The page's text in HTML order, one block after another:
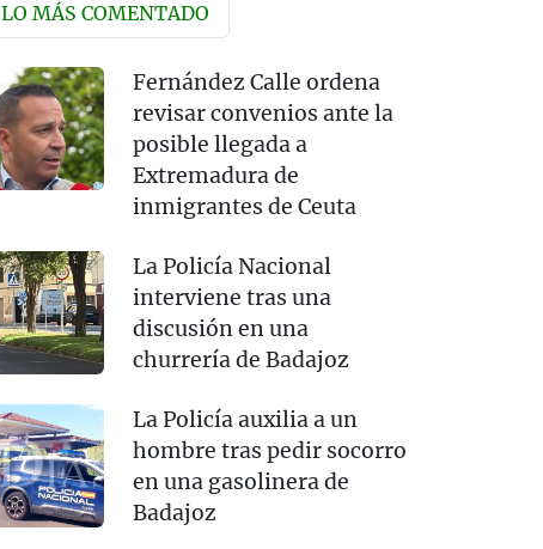
LO MÁS COMENTADO
Fernández Calle ordena
revisar convenios ante la
posible llegada a
Extremadura de
inmigrantes de Ceuta
La Policía Nacional
interviene tras una
discusión en una
churrería de Badajoz
La Policía auxilia a un
hombre tras pedir socorro
en una gasolinera de
Badajoz